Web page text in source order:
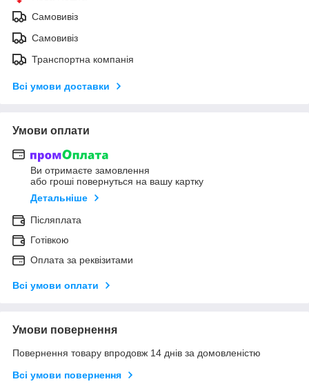
Самовивіз
Самовивіз
Транспортна компанія
Всі умови доставки
Умови оплати
Ви отримаєте замовлення
або гроші повернуться на вашу картку
Детальніше
Післяплата
Готівкою
Оплата за реквізитами
Всі умови оплати
Умови повернення
Повернення товару впродовж 14 днів за домовленістю
Всі умови повернення